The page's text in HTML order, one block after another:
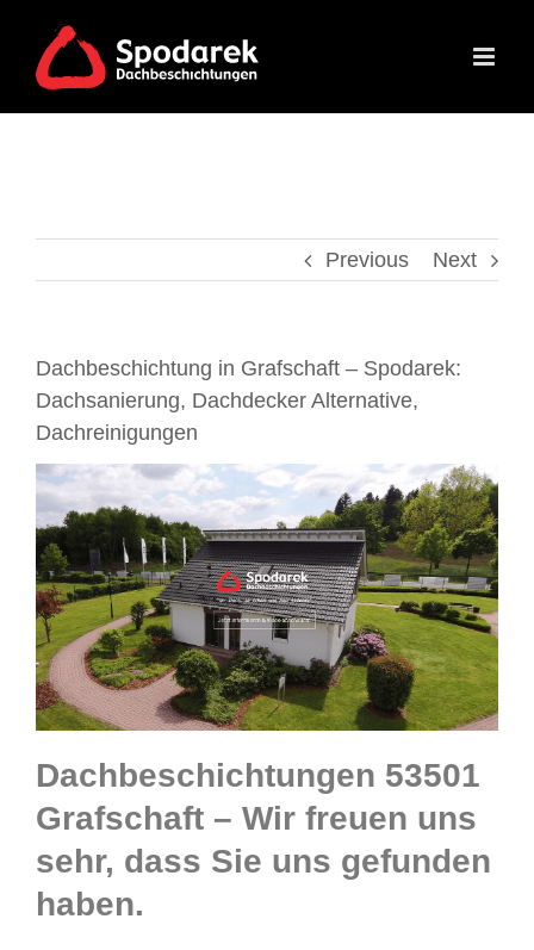
content
Previous Next
Dachbeschichtung in Grafschaft – Spodarek:
Dachsanierung, Dachdecker Alternative,
Dachreinigungen
Dachbeschichtungen 53501
Grafschaft – Wir freuen uns
sehr, dass Sie uns gefunden
haben.